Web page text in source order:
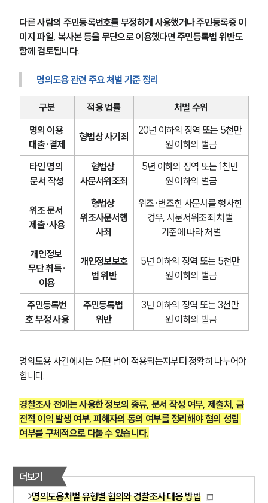
다른 사람의 주민등록번호를 부정하게 사용했거나 주민등록증 이
미지 파일, 복사본 등을 무단으로 이용했다면 주민등록법 위반도
함께 검토됩니다.
명의도용 관련 주요 처벌 기준 정리
구분 적용 법률
처벌 수위
명의 이용
대출·결제
형법상 사기죄
20년 이하의 징역 또는 5천만
원 이하의 벌금
타인 명의
문서 작성
형법상
사문서위조죄
5년 이하의 징역 또는 1천만
원 이하의 벌금
위조 문서
제출·사용
형법상
위조사문서행
사죄
위조·변조한 사문서를 행사한
경우, 사문서위조죄 처벌
기준에 따라 처벌
개인정보
무단 취득·
이용
개인정보보호
법 위반
5년 이하의 징역 또는 5천만
원 이하의 벌금
주민등록번
호 부정 사용
주민등록법
위반
3년 이하의 징역 또는 3천만
원 이하의 벌금
명의도용 사건에서는 어떤 법이 적용되는지부터 정확히 나누어야
합니다.
경찰조사 전에는 사용한 정보의 종류, 문서 작성 여부, 제출처, 금
전적 이익 발생 여부, 피해자의 동의 여부를 정리해야 혐의 성립
여부를 구체적으로 다툴 수 있습니다.
더보기
명의도용처벌 유형별 혐의와 경찰조사 대응 방법